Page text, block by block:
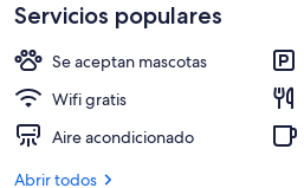
Servicios populares
Se aceptan mascotas
Wifi gratis
Aire acondicionado
Abrir todos